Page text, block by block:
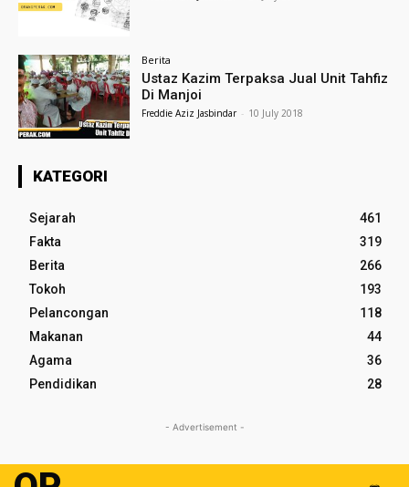
Berita
Ustaz Kazim Terpaksa Jual Unit Tahfiz
Di Manjoi
Freddie Aziz Jasbindar - 10 July 2018
KATEGORI
Sejarah
461
Fakta
319
Berita
266
Tokoh
193
Pelancongan
118
Makanan
44
Agama
36
Pendidikan
28
- Advertisement -